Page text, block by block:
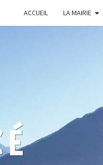
ACCUEIL LA MAIRIE